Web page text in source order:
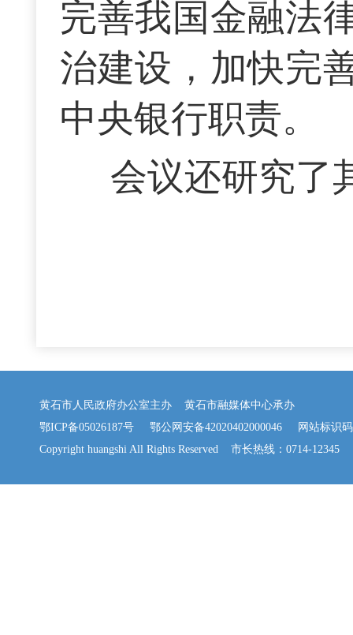
完善我国金融法
治建设，加快完
中央银行职责。
会议还研究了
黄石市人民政府办公室主办 黄石市融媒体中心承办
鄂ICP备05026187号
鄂公网安备42020402000046 网站标识码
Copyright huangshi All Rights Reserved 市长热线：0714-12345